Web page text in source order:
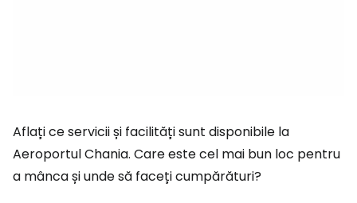
Aflați ce servicii și facilități sunt disponibile la
Aeroportul Chania. Care este cel mai bun loc pentru
a mânca și unde să faceți cumpărături?